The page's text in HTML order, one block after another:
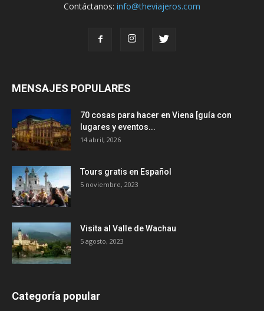
Contáctanos: info@theviajeros.com
MENSAJES POPULARES
70 cosas para hacer en Viena [guía con
lugares y eventos...
14 abril, 2026
Tours gratis en Español
5 noviembre, 2023
Visita al Valle de Wachau
5 agosto, 2023
Categoría popular